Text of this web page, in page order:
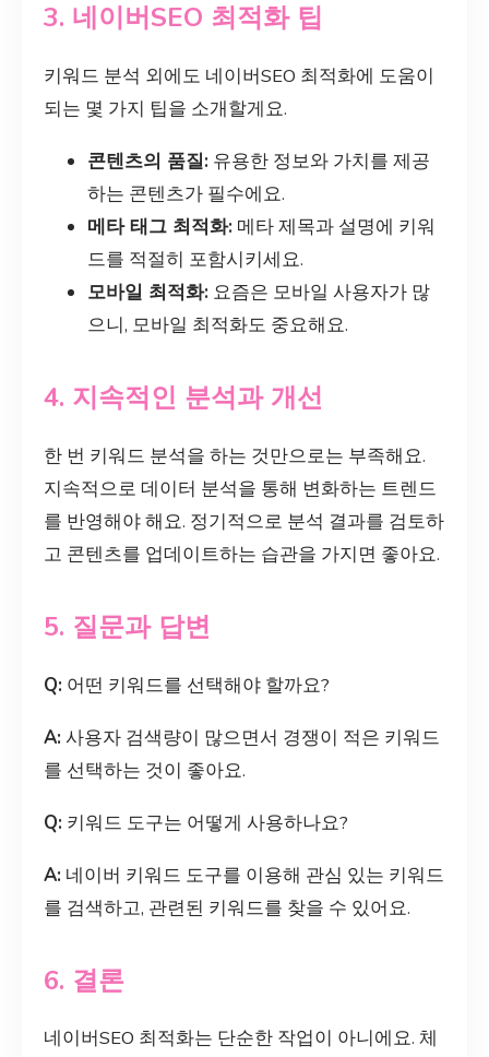
3. 네이버SEO 최적화 팁
키워드 분석 외에도 네이버SEO 최적화에 도움이
되는 몇 가지 팁을 소개할게요.
콘텐츠의 품질: 유용한 정보와 가치를 제공
하는 콘텐츠가 필수에요.
메타 태그 최적화: 메타 제목과 설명에 키워
드를 적절히 포함시키세요.
모바일 최적화: 요즘은 모바일 사용자가 많
으니, 모바일 최적화도 중요해요.
4. 지속적인 분석과 개선
한 번 키워드 분석을 하는 것만으로는 부족해요.
지속적으로 데이터 분석을 통해 변화하는 트렌드
를 반영해야 해요. 정기적으로 분석 결과를 검토하
고 콘텐츠를 업데이트하는 습관을 가지면 좋아요.
5. 질문과 답변
Q: 어떤 키워드를 선택해야 할까요?
A: 사용자 검색량이 많으면서 경쟁이 적은 키워드
를 선택하는 것이 좋아요.
Q: 키워드 도구는 어떻게 사용하나요?
A: 네이버 키워드 도구를 이용해 관심 있는 키워드
를 검색하고, 관련된 키워드를 찾을 수 있어요.
6. 결론
네이버SEO 최적화는 단순한 작업이 아니에요. 체